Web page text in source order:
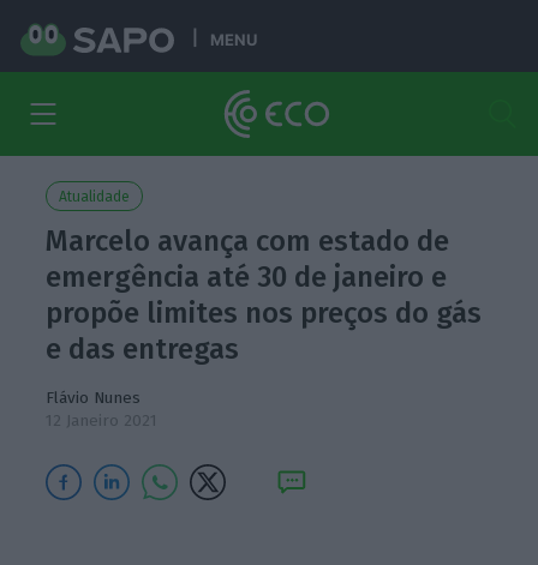
MENU
Atualidade
Marcelo avança com estado de
emergência até 30 de janeiro e
propõe limites nos preços do gás
e das entregas
Flávio Nunes
12 Janeiro 2021